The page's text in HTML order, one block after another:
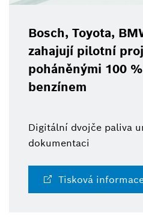
Bosch, Toyota,
zahajují pilotní
poháněnými 100
benzínem
Digitální dvojče paliva
dokumentaci
Tisková